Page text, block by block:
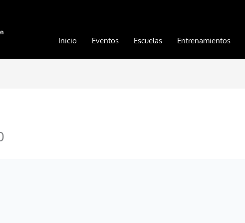
Inicio Eventos Escuelas Entrenamientos